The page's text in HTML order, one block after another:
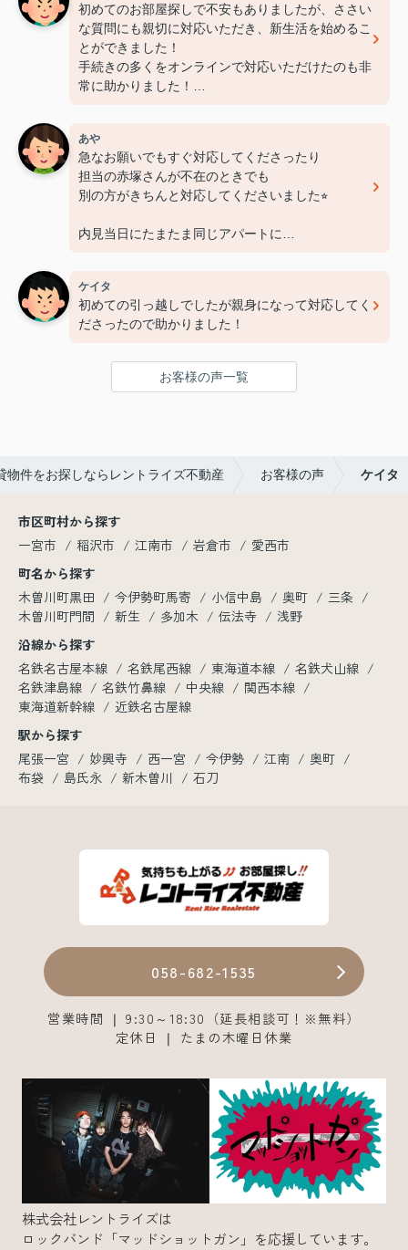
初めてのお部屋探しで不安もありましたが、ささい
な質問にも親切に対応いただき、新生活を始めるこ
とができました！
手続きの多くをオンラインで対応いただけたのも非
常に助かりました！
あや
急なお願いでもすぐ対応してくださったり
担当の赤塚さんが不在のときでも
別の方がきちんと対応してくださいました⭐︎
内見当日にたまたま同じアパートに
おかげで希望に合ったお部屋を見つけれました⭐︎
お部屋明け渡しまで
時間が短かったのに素早い対応で
赤塚さん、レントライズの皆さん
ケイタ
初めての引っ越しでしたが親身になって対応してく
ださったので助かりました！
お客様の声一覧
物件をお探しならレントライズ不動産 お客様の声 ケイタ
市区町村から探す
一宮市
稲沢市 江南市 岩倉市
愛西市
町名から探す
木曽川町黒田
今伊勢町馬寄 小信中島 奥町
三条
木曽川町門間
新生 多加木 伝法寺
浅野
沿線から探す
名鉄名古屋本線
名鉄尾西線 東海道本線
名鉄犬山線
名鉄津島線
名鉄竹鼻線 中央線
関西本線
東海道新幹線
近鉄名古屋線
駅から探す
尾張一宮
妙興寺 西一宮 今伊勢 江南
奥町
布袋
島氏永 新木曽川 石刀
058-682-1535
営業時間 ❘ 9:30～18:30（延長相談可！※無料）
定休日 ❘ たまの木曜日休業
株式会社レントライズは
ロックバンド「マッドショットガン」を応援しています。